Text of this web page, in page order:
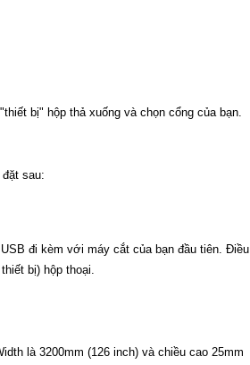
bị" hộp thả xuống và chọn cổng của bạn.
sau:
đi kèm với máy cắt của bạn đầu tiên. Điều
bị) hộp thoại.
là 3200mm (126 inch) và chiều cao 25mm